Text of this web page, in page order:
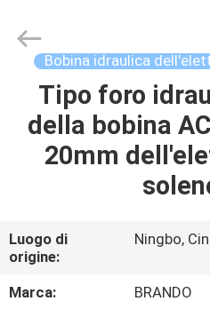
CASA.
PRODOTTI
DI
NOI
Hardware
Bobina idraulica
Tipo foro
della bobina
20mm
Luogo di
origine:
Ningbo,
Marca:
BRANDO